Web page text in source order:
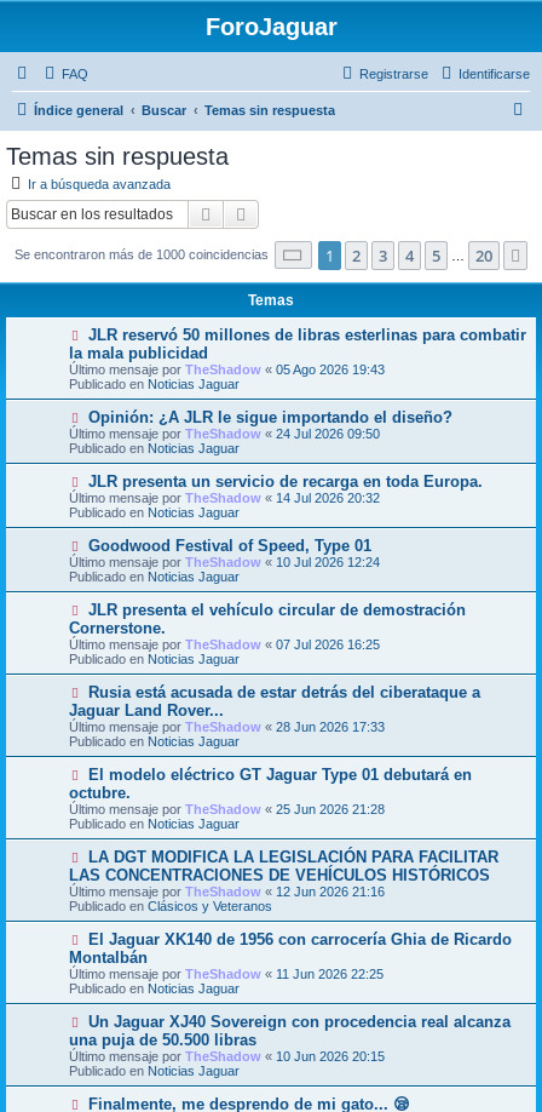
ForoJaguar
FAQ Identificarse
Registrarse
Índice general Buscar Temas sin respuesta
Temas sin respuesta
Ir a búsqueda avanzada
Buscar
Se encontraron más de 1000 coincidencias Página de 20
1 2 3 4 5 20
Temas
N
e
v
o
m
e
n
s
a
e
JLR reservó 50 millones de libras esterlinas para combatir
la mala publicidad
Último mensaje por TheShadow « 05 Ago 2026 19:43
Publicado en Noticias Jaguar
N
u
e
v
m
e
n
s
a
j
e
Opinión: ¿A JLR le sigue importando el diseño?
Último mensaje por TheShadow « 24 Jul 2026 09:50
Publicado en Noticias Jaguar
N
u
e
v
m
e
n
s
a
j
e
JLR presenta un servicio de recarga en toda Europa.
Último mensaje por TheShadow « 14 Jul 2026 20:32
Publicado en Noticias Jaguar
N
u
e
v
m
e
n
s
a
e
Goodwood Festival of Speed, Type 01
Último mensaje por TheShadow « 10 Jul 2026 12:24
Publicado en Noticias Jaguar
N
e
v
o
m
n
s
a
e
JLR presenta el vehículo circular de demostración
Cornerstone.
Último mensaje por TheShadow « 07 Jul 2026 16:25
Publicado en Noticias Jaguar
N
e
v
o
m
n
s
a
e
Rusia está acusada de estar detrás del ciberataque a
Jaguar Land Rover...
Último mensaje por TheShadow « 28 Jun 2026 17:33
Publicado en Noticias Jaguar
N
u
e
v
o
m
n
s
a
e
El modelo eléctrico GT Jaguar Type 01 debutará en
octubre.
Último mensaje por TheShadow « 25 Jun 2026 21:28
Publicado en Noticias Jaguar
N
u
e
v
o
m
n
s
a
e
LA DGT MODIFICA LA LEGISLACIÓN PARA FACILITAR
LAS CONCENTRACIONES DE VEHÍCULOS HISTÓRICOS
Último mensaje por TheShadow « 12 Jun 2026 21:16
Publicado en Clásicos y Veteranos
N
e
v
o
m
e
n
s
a
e
El Jaguar XK140 de 1956 con carrocería Ghia de Ricardo
Montalbán
Último mensaje por TheShadow « 11 Jun 2026 22:25
Publicado en Noticias Jaguar
N
e
v
o
m
Un Jaguar XJ40 Sovereign con procedencia real alcanza
una puja de 50.500 libras
Último mensaje por TheShadow « 10 Jun 2026 20:15
Publicado en Noticias Jaguar
NFinalmente, me desprendo de mi gato... 😪